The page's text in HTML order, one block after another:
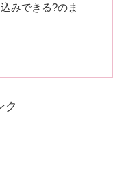
みできる?のま
ク